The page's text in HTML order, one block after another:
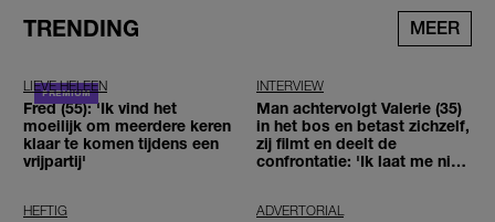
TRENDING MEER
LIEVE HELEEN
Fred (55): 'Ik vind het
moeilijk om meerdere keren
klaar te komen tijdens een
vrijpartij'
INTERVIEW
Man achtervolgt Valerie (35)
in het bos en betast zichzelf,
zij filmt en deelt de
confrontatie: 'Ik laat me niet
HEFTIG ADVERTORIAL